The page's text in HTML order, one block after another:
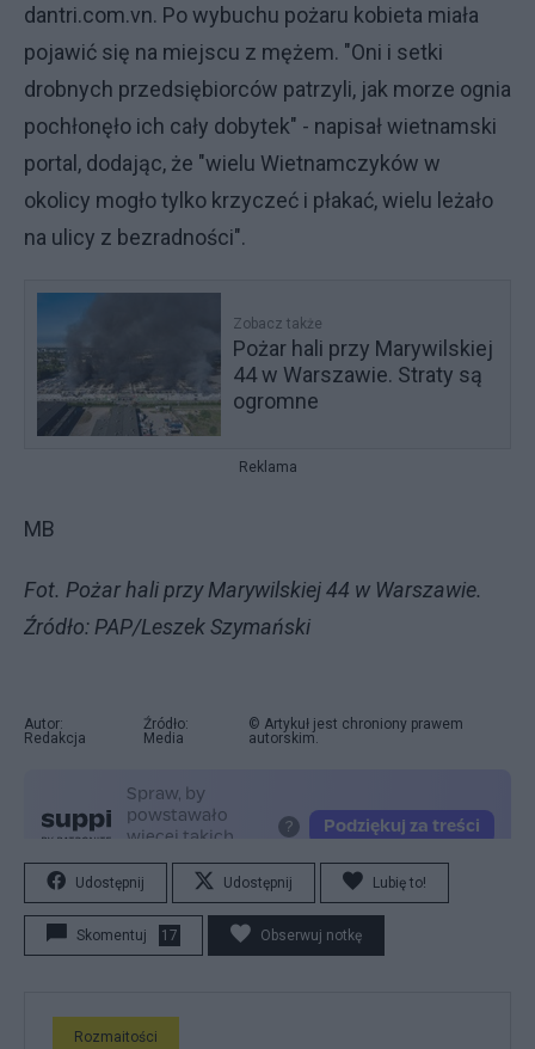
dantri.com.vn. Po wybuchu pożaru kobieta miała
pojawić się na miejscu z mężem. "Oni i setki
drobnych przedsiębiorców patrzyli, jak morze ognia
pochłonęło ich cały dobytek" - napisał wietnamski
portal, dodając, że "wielu Wietnamczyków w
okolicy mogło tylko krzyczeć i płakać, wielu leżało
na ulicy z bezradności".
Zobacz także
Pożar hali przy Marywilskiej
44 w Warszawie. Straty są
ogromne
Reklama
MB
Fot. Pożar hali przy Marywilskiej 44 w Warszawie.
Źródło: PAP/Leszek Szymański
Autor:
Redakcja
Źródło:
Media
© Artykuł jest chroniony prawem
autorskim.
Udostępnij Udostępnij Lubię to!
Skomentuj 17 Obserwuj notkę
Rozmaitości